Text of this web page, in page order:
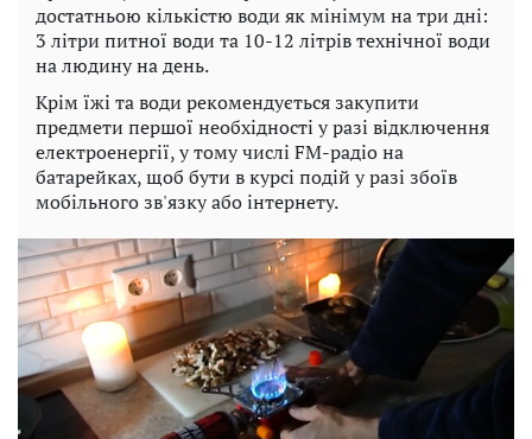
достатньою кількістю води як мінімум на три дні:
3 літри питної води та 10-12 літрів технічної води
на людину на день.
Крім їжі та води рекомендується закупити
предмети першої необхідності у разі відключення
електроенергії, у тому числі FM-радіо на
батарейках, щоб бути в курсі подій у разі збоїв
мобільного зв'язку або інтернету.